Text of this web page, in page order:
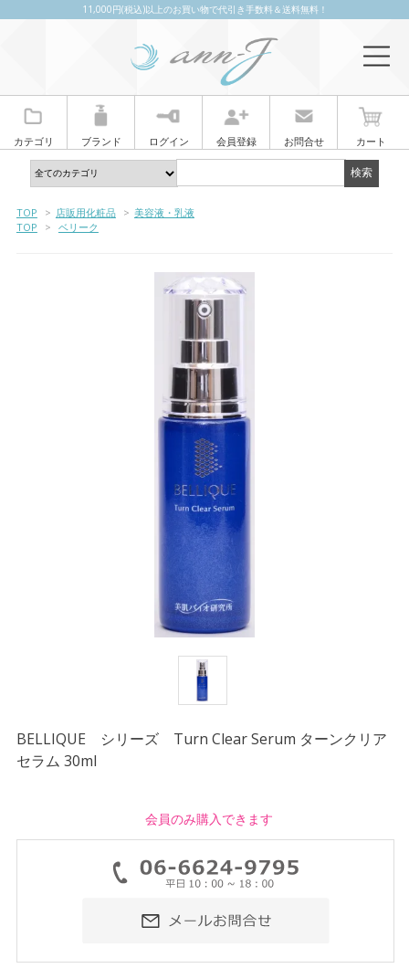
11,000円(税込)以上のお買い物で代引き手数料＆送料無料！
カテゴリ ブランド ログイン 会員登録 お問合せ カート
TOP > 店販用化粧品 > 美容液・乳液
TOP
> ベリーク
BELLIQUE シリーズ Turn Clear Serum ターンクリア
セラム 30ml
会員のみ購入できます